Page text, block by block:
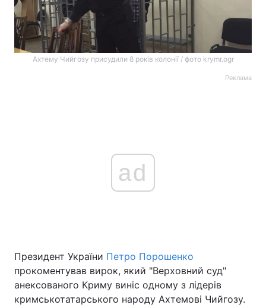
Ахтему Чийгозу присудили 8 років колонії / фото krymr.ogr
Реклама
ad
Президент України Петро Порошенко
прокоментував вирок, який "Верховний суд"
анексованого Криму виніс одному з лідерів
кримськотатарського народу Ахтемові Чийгозу.